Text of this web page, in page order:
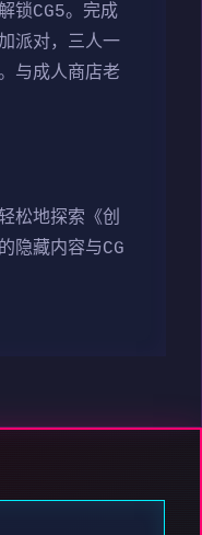
锁CG5。完成
派对，三人一
与成人商店老
松地探索《创
隐藏内容与CG